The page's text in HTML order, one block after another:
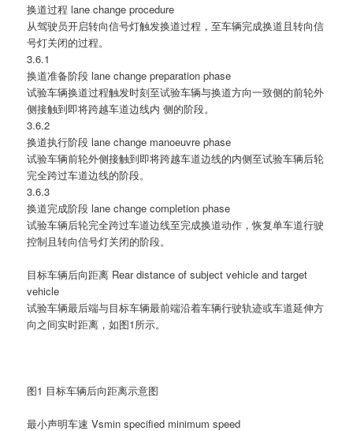
换道过程 lane change procedure
从驾驶员开启转向信号灯触发换道过程，至车辆完成换道且转向信
号灯关闭的过程。
3.6.1
换道准备阶段 lane change preparation phase
试验车辆换道过程触发时刻至试验车辆与换道方向一致侧的前轮外
侧接触到即将跨越车道边线内 侧的阶段。
3.6.2
换道执行阶段 lane change manoeuvre phase
试验车辆前轮外侧接触到即将跨越车道边线的内侧至试验车辆后轮
完全跨过车道边线的阶段。
3.6.3
换道完成阶段 lane change completion phase
试验车辆后轮完全跨过车道边线至完成换道动作，恢复单车道行驶
控制且转向信号灯关闭的阶段。
目标车辆后向距离 Rear distance of subject vehicle and target
vehicle
试验车辆最后端与目标车辆最前端沿着车辆行驶轨迹或车道延伸方
向之间实时距离，如图1所示。
图1 目标车辆后向距离示意图
最小声明车速 Vsmin specified minimum speed